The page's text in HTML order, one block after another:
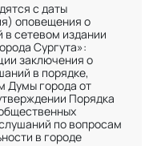
с даты
оповещения о
в сетевом издании
Сургута»:
заключения о
в порядке,
Думы города от
Порядка
по вопросам
в городе